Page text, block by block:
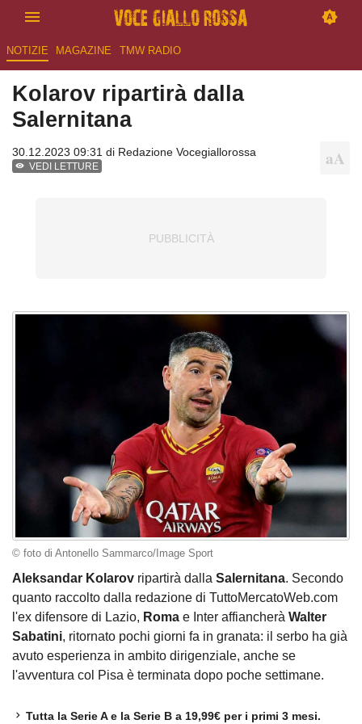
NOTIZIE MAGAZINE TMW RADIO
Kolarov ripartirà dalla
Salernitana
30.12.2023 09:31 di Redazione Vocegiallorossa
VEDI LETTURE
© foto di Antonello Sammarco/Image Sport
Aleksandar Kolarov ripartirà dalla Salernitana. Secondo
quanto raccolto dalla redazione di TuttoMercatoWeb.com
l'ex difensore di Lazio, Roma e Inter affiancherà Walter
Sabatini, ritornato pochi giorni fa in granata: il serbo ha già
avuto esperienza in ambito dirigenziale, anche se
l'avventura col Pisa è terminata dopo poche settimane.
Tutta la Serie A e la Serie B a 19,99€ per i primi 3 mesi.